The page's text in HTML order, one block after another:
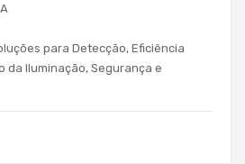
para Detecção, Eficiência
da Iluminação, Segurança e